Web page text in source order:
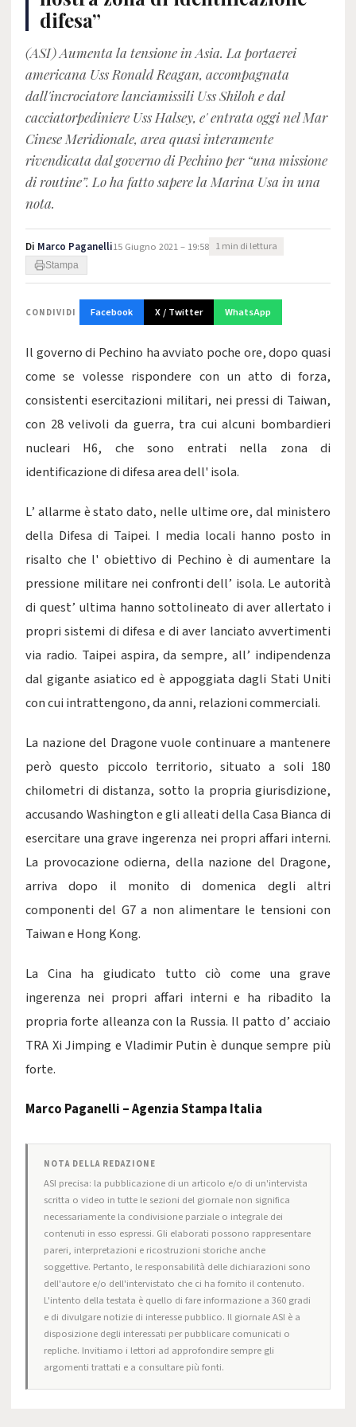
difesa”
(ASI) Aumenta la tensione in Asia. La portaerei
americana Uss Ronald Reagan, accompagnata
dall'incrociatore lanciamissili Uss Shiloh e dal
cacciatorpediniere Uss Halsey, e' entrata oggi nel Mar
Cinese Meridionale, area quasi interamente
rivendicata dal governo di Pechino per “una missione
di routine”. Lo ha fatto sapere la Marina Usa in una
nota.
Di Marco Paganelli15 Giugno 2021 – 19:58 1 min di lettura
Stampa
CONDIVIDI Facebook X / Twitter WhatsApp
Il governo di Pechino ha avviato poche ore, dopo quasi
come se volesse rispondere con un atto di forza,
consistenti esercitazioni militari, nei pressi di Taiwan,
con 28 velivoli da guerra, tra cui alcuni bombardieri
nucleari H6, che sono entrati nella zona di
identificazione di difesa area dell' isola.
L’ allarme è stato dato, nelle ultime ore, dal ministero
della Difesa di Taipei. I media locali hanno posto in
risalto che l' obiettivo di Pechino è di aumentare la
pressione militare nei confronti dell’ isola. Le autorità
di quest’ ultima hanno sottolineato di aver allertato i
propri sistemi di difesa e di aver lanciato avvertimenti
via radio. Taipei aspira, da sempre, all’ indipendenza
dal gigante asiatico ed è appoggiata dagli Stati Uniti
con cui intrattengono, da anni, relazioni commerciali.
La nazione del Dragone vuole continuare a mantenere
però questo piccolo territorio, situato a soli 180
chilometri di distanza, sotto la propria giurisdizione,
accusando Washington e gli alleati della Casa Bianca di
esercitare una grave ingerenza nei propri affari interni.
La provocazione odierna, della nazione del Dragone,
arriva dopo il monito di domenica degli altri
componenti del G7 a non alimentare le tensioni con
Taiwan e Hong Kong.
La Cina ha giudicato tutto ciò come una grave
ingerenza nei propri affari interni e ha ribadito la
propria forte alleanza con la Russia. Il patto d’ acciaio
TRA Xi Jimping e Vladimir Putin è dunque sempre più
forte.
Marco Paganelli – Agenzia Stampa Italia
NOTA DELLA REDAZIONE
ASI precisa: la pubblicazione di un articolo e/o di un'intervista
scritta o video in tutte le sezioni del giornale non significa
necessariamente la condivisione parziale o integrale dei
contenuti in esso espressi. Gli elaborati possono rappresentare
pareri, interpretazioni e ricostruzioni storiche anche
soggettive. Pertanto, le responsabilità delle dichiarazioni sono
dell'autore e/o dell'intervistato che ci ha fornito il contenuto.
L'intento della testata è quello di fare informazione a 360 gradi
e di divulgare notizie di interesse pubblico. Il giornale ASI è a
disposizione degli interessati per pubblicare comunicati o
repliche. Invitiamo i lettori ad approfondire sempre gli
argomenti trattati e a consultare più fonti.